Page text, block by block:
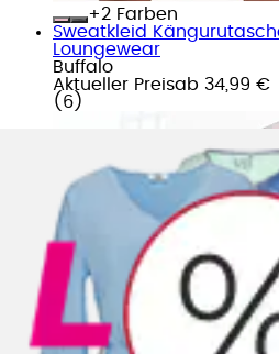
+
Farben
Sweatkleid
Loungewear
Buffalo
Aktueller Preisab 34,99 €
( 6 )